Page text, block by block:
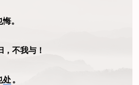
。
，不我与！
处 。